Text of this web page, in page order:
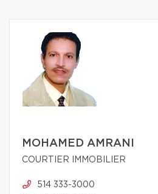
MOHAMED AMRANI
COURTIER IMMOBILIER
514 333-3000